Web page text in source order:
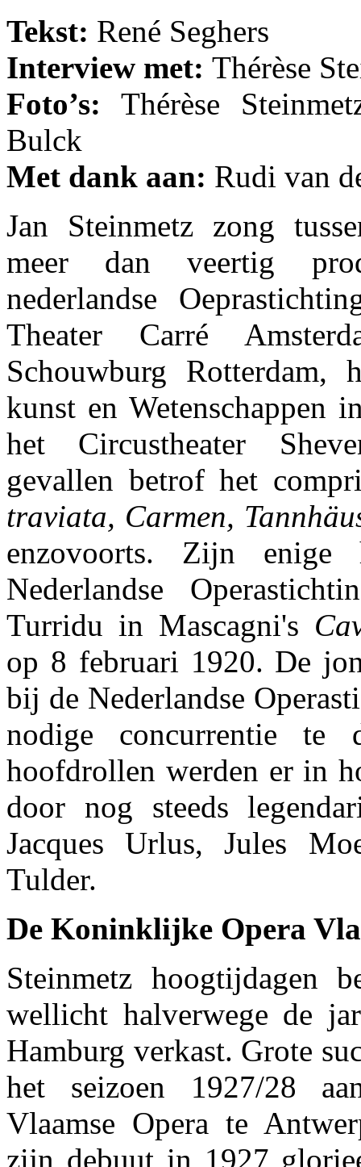
Tekst: René Seghers
Interview met: Thérèse
Foto’s:
Thérèse
Bulck
Met dank aan: Rudi van
Jan Steinmetz zong
meer dan veertig
nederlandse
Theater Carré
Schouwburg Rotterdam,
kunst en Wetenschappen
het Circustheater
gevallen betrof het
traviata, Carmen,
enzovoorts. Zijn
Nederlandse
Turridu in Mascagni's
op 8 februari 1920. De
bij de Nederlandse
nodige concurrentie te
hoofdrollen werden er in
door nog steeds
Jacques Urlus, Jules
Tulder.
De Koninklijke Opera
Steinmetz hoogtijdagen
wellicht halverwege de
Hamburg verkast. Grote
het seizoen 1927/28
Vlaamse Opera te
zijn debuut in 1927